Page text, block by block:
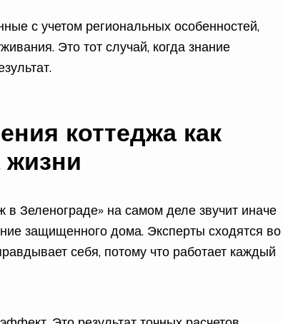
с учетом региональных особенностей,
Это тот случай, когда знание
коттеджа как
жизни
в Зеленограде» на самом деле звучит иначе
защищенного дома. Эксперты сходятся во
себя, потому что работает каждый